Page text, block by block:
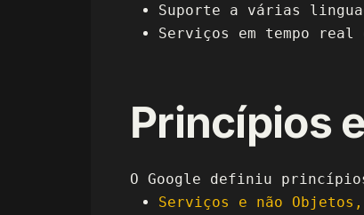
Suporte a várias
Serviços em tempo
Princípios
O Google definiu
Serviços e não Objetos,